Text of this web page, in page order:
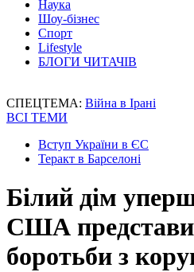
Наука
Шоу-бізнес
Спорт
Lifestyle
БЛОГИ ЧИТАЧІВ
СПЕЦТЕМА: Війна в Ірані
ВСІ ТЕМИ
Вступ України в ЄС
Теракт в Барселоні
Білий дім
США
боротьби з